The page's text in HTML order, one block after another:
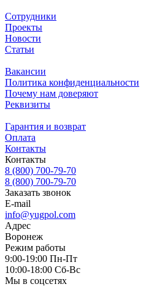
Сотрудники
Проекты
Новости
Статьи
Вакансии
Политика конфиденциальности
Почему нам доверяют
Реквизиты
Гарантия и возврат
Оплата
Контакты
Контакты
8 (800) 700-79-70
8 (800) 700-79-70
Заказать звонок
E-mail
info@yugpol.com
Адрес
Воронеж
Режим работы
9:00-19:00 Пн-Пт
10:00-18:00 Cб-Вс
Мы в соцсетях